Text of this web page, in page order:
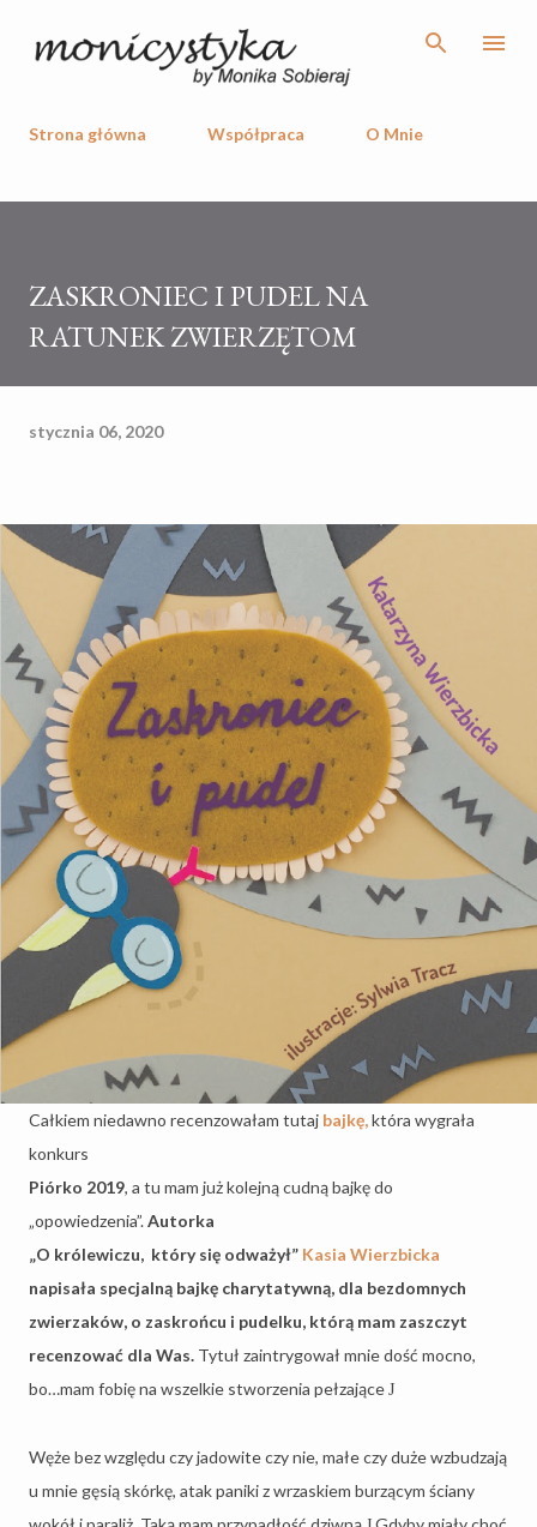
Przejdź do głównej zawartości
Strona główna Współpraca O Mnie
ZASKRONIEC I PUDEL NA
RATUNEK ZWIERZĘTOM
stycznia 06, 2020
Całkiem niedawno recenzowałam tutaj bajkę,która wygrała
konkurs
Piórko 2019, a tu mam już kolejną cudną bajkę do
„opowiedzenia”.Autorka
„O królewiczu, który się odważył” Kasia Wierzbicka
napisała specjalną bajkę charytatywną, dla bezdomnych
zwierzaków, o zaskrońcu i pudelku, którą mam zaszczyt
recenzować dla Was. Tytuł zaintrygował mnie dość mocno,
bo…mam fobię na wszelkie stworzenia pełzające J
Węże bez względu czy jadowite czy nie, małe czy duże wzbudzają
u mnie gęsią skórkę, atak paniki z wrzaskiem burzącym ściany